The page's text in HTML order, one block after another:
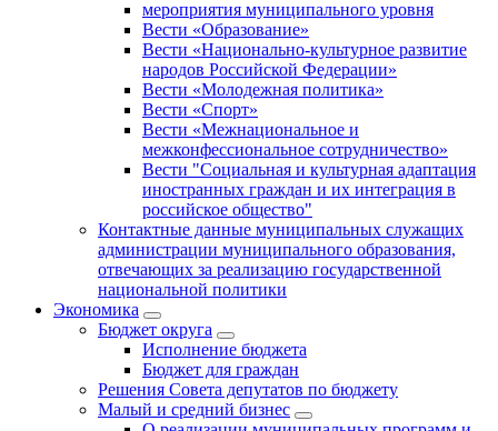
мероприятия муниципального уровня
Вести «Образование»
Вести «Национально-культурное развитие
народов Российской Федерации»
Вести «Молодежная политика»
Вести «Спорт»
Вести «Межнациональное и
межконфессиональное сотрудничество»
Вести "Социальная и культурная адаптация
иностранных граждан и их интеграция в
российское общество"
Контактные данные муниципальных служащих
администрации муниципального образования,
отвечающих за реализацию государственной
национальной политики
Экономика
Бюджет округa
Исполнение бюджета
Бюджет для граждан
Решения Совета депутатов по бюджету
Малый и средний бизнес